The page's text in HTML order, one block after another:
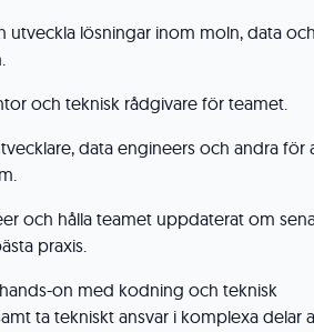
utveckla lösningar inom moln, data och
och teknisk rådgivare för teamet.
data engineers och andra för
och hålla teamet uppdaterat om
praxis.
on med kodning och teknisk
ta tekniskt ansvar i komplexa delar